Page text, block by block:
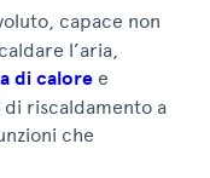
capace non
l’aria,
di calore e
riscaldamento a
che